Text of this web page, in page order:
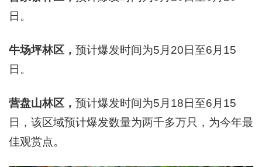
日。
牛场坪林区， 预计爆发时间为5月20日至6月15
日。
营盘山林区， 预计爆发时间为5月18日至6月15
日，该区域预计爆发数量为两千多万只，为今年最
佳观赏点。